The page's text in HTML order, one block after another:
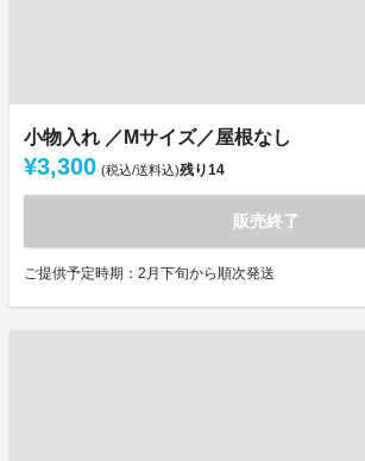
小物入れ ／Mサイズ／屋根なし
¥3,300 (税込/送料込)残り14
販売終了
ご提供予定時期：2月下旬から順次発送